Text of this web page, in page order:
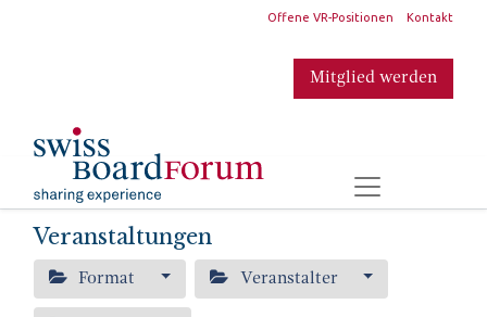
Offene VR-Positionen Kontakt
Mitglied werden
Veranstaltungen
Format Veranstalter